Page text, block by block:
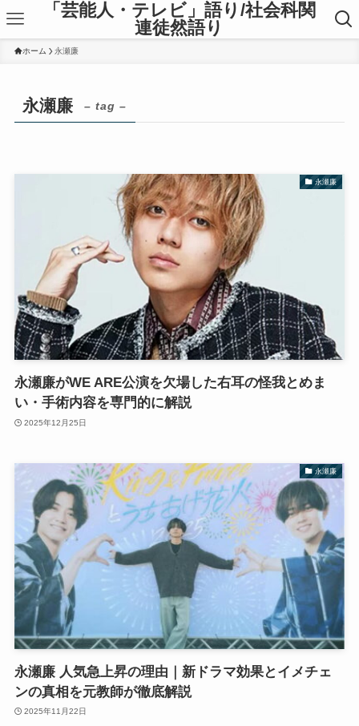
「芸能人・テレビ」語り/社会科関
連徒然語り
ホーム 永瀬廉
永瀬廉 – tag –
永瀬廉
永瀬廉がWE ARE公演を欠場した右耳の怪我とめま
い・手術内容を専門的に解説
2025年12月25日
永瀬廉
永瀬廉 人気急上昇の理由｜新ドラマ効果とイメチェ
ンの真相を元教師が徹底解説
2025年11月22日